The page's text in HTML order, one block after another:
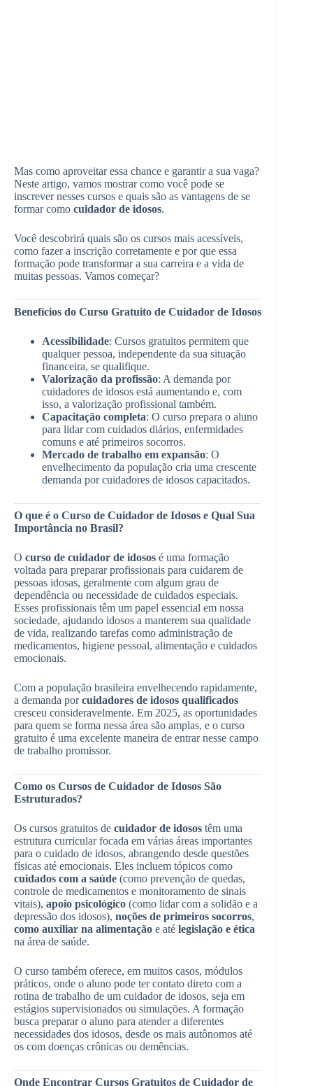
Mas como aproveitar essa chance e garantir a sua vaga?
Neste artigo, vamos mostrar como você pode se
inscrever nesses cursos e quais são as vantagens de se
formar como cuidador de idosos.
Você descobrirá quais são os cursos mais acessíveis,
como fazer a inscrição corretamente e por que essa
formação pode transformar a sua carreira e a vida de
muitas pessoas. Vamos começar?
Benefícios do Curso Gratuito de Cuidador de Idosos
Acessibilidade: Cursos gratuitos permitem que
qualquer pessoa, independente da sua situação
financeira, se qualifique.
Valorização da profissão: A demanda por
cuidadores de idosos está aumentando e, com
isso, a valorização profissional também.
Capacitação completa: O curso prepara o aluno
para lidar com cuidados diários, enfermidades
comuns e até primeiros socorros.
Mercado de trabalho em expansão: O
envelhecimento da população cria uma crescente
demanda por cuidadores de idosos capacitados.
O que é o Curso de Cuidador de Idosos e Qual Sua
Importância no Brasil?
O curso de cuidador de idosos é uma formação
voltada para preparar profissionais para cuidarem de
pessoas idosas, geralmente com algum grau de
dependência ou necessidade de cuidados especiais.
Esses profissionais têm um papel essencial em nossa
sociedade, ajudando idosos a manterem sua qualidade
de vida, realizando tarefas como administração de
medicamentos, higiene pessoal, alimentação e cuidados
emocionais.
Com a população brasileira envelhecendo rapidamente,
a demanda porcuidadores de idosos qualificados
cresceu consideravelmente. Em 2025, as oportunidades
para quem se forma nessa área são amplas, e o curso
gratuito é uma excelente maneira de entrar nesse campo
de trabalho promissor.
Como os Cursos de Cuidador de Idosos São
Estruturados?
Os cursos gratuitos de cuidador de idosos têm uma
estrutura curricular focada em várias áreas importantes
para o cuidado de idosos, abrangendo desde questões
físicas até emocionais. Eles incluem tópicos como
cuidados com a saúde (como prevenção de quedas,
controle de medicamentos e monitoramento de sinais
vitais), apoio psicológico (como lidar com a solidão e a
depressão dos idosos), noções de primeiros socorros,
como auxiliar na alimentação e até legislação e ética
na área de saúde.
O curso também oferece, em muitos casos, módulos
práticos, onde o aluno pode ter contato direto com a
rotina de trabalho de um cuidador de idosos, seja em
estágios supervisionados ou simulações. A formação
busca preparar o aluno para atender a diferentes
necessidades dos idosos, desde os mais autônomos até
os com doenças crônicas ou demências.
Onde Encontrar Cursos Gratuitos de Cuidador de